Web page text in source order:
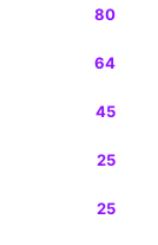
80
64
45
25
25